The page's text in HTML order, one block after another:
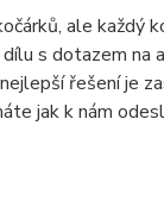
ale
s dotazem
řešení je
jak k nám